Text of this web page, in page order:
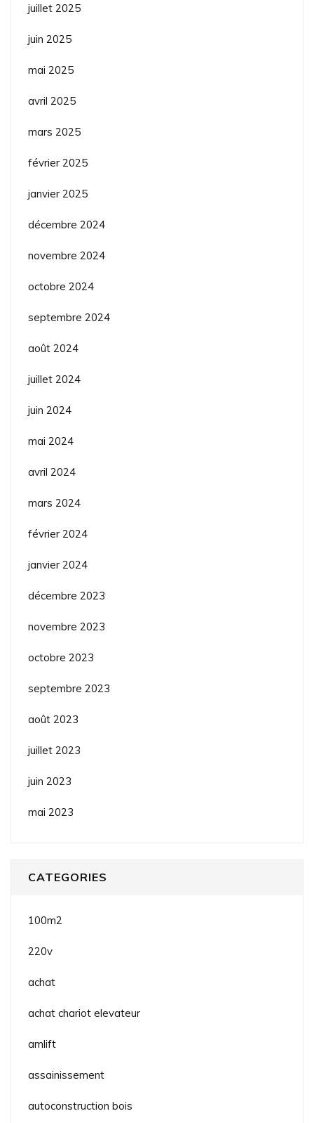
juillet 2025
juin 2025
mai 2025
avril 2025
mars 2025
février 2025
janvier 2025
décembre 2024
novembre 2024
octobre 2024
septembre 2024
août 2024
juillet 2024
juin 2024
mai 2024
avril 2024
mars 2024
février 2024
janvier 2024
décembre 2023
novembre 2023
octobre 2023
septembre 2023
août 2023
juillet 2023
juin 2023
mai 2023
CATEGORIES
100m2
220v
achat
achat chariot elevateur
amlift
assainissement
autoconstruction bois